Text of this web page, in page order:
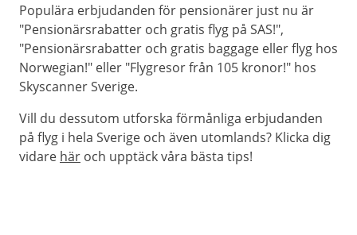
Populära erbjudanden för pensionärer just nu är
"Pensionärsrabatter och gratis flyg på SAS!",
"Pensionärsrabatter och gratis baggage eller flyg hos
Norwegian!" eller "Flygresor från 105 kronor!" hos
Skyscanner Sverige.
Vill du dessutom utforska förmånliga erbjudanden
på flyg i hela Sverige och även utomlands? Klicka dig
vidare här och upptäck våra bästa tips!